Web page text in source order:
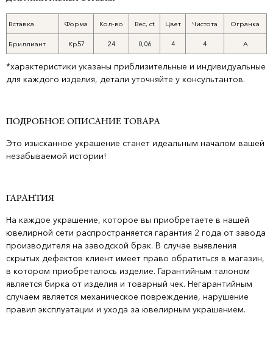
Вставка Форма Кол-во Вес, ct Цвет Чистота Огранка
Бриллиант Кр57 24 0,06 4 4 А
*характеристики указаны приблизительные и индивидуальные
для каждого изделия, детали уточняйте у консультантов.
ПОДРОБНОЕ ОПИСАНИЕ ТОВАРА
Это изысканное украшение станет идеальным началом вашей
незабываемой истории!
ГАРАНТИЯ
На каждое украшение, которое вы приобретаете в нашей
ювелирной сети распространяется гарантия 2 года от завода
производителя на заводской брак. В случае выявления
скрытых дефектов клиент имеет право обратиться в магазин,
в котором приобреталось изделие. Гарантийным талоном
является бирка от изделия и товарный чек. Негарантийным
случаем является механическое повреждение, нарушение
правил эксплуатации и ухода за ювелирным украшением.